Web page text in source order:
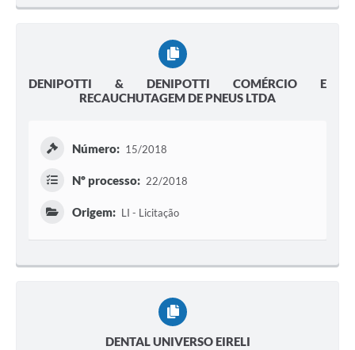
DENIPOTTI & DENIPOTTI COMÉRCIO E
RECAUCHUTAGEM DE PNEUS LTDA
Número: 15/2018
Nº processo: 22/2018
Origem: LI - Licitação
DENTAL UNIVERSO EIRELI